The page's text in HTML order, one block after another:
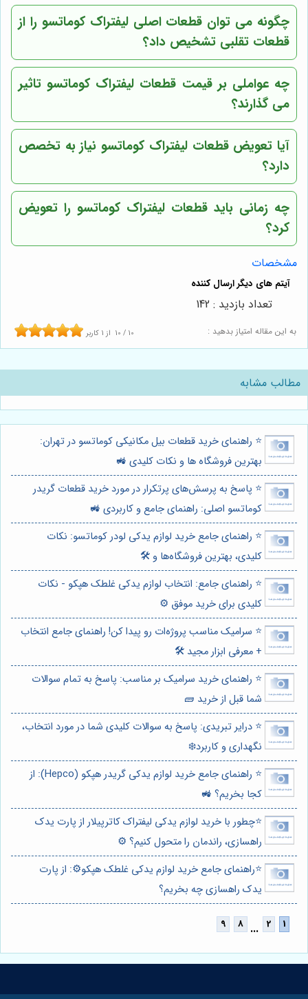
چگونه می توان قطعات اصلی لیفتراک کوماتسو را از
قطعات تقلبی تشخیص داد؟
چه عواملی بر قیمت قطعات لیفتراک کوماتسو تاثیر
می گذارند؟
آیا تعویض قطعات لیفتراک کوماتسو نیاز به تخصص
دارد؟
چه زمانی باید قطعات لیفتراک کوماتسو را تعویض
کرد؟
مشخصات
به این مقاله امتیاز بدهید : 10 / 10 از 1 کاربر
تعداد بازدید : 142
مطالب مشابه
⭐️ راهنمای خرید قطعات بیل مکانیکی کوماتسو در تهران:
بهترین فروشگاه ها و نکات کلیدی 🚜
⭐️ پاسخ به پرسش‌های پرتکرار در مورد خرید قطعات گریدر
کوماتسو اصلی: راهنمای جامع و کاربردی 🚜
⭐️ راهنمای جامع خرید لوازم یدکی لودر کوماتسو: نکات
کلیدی، بهترین فروشگاه‌ها و 🛠️
⭐️ راهنمای جامع: انتخاب لوازم یدکی غلطک هپکو - نکات
کلیدی برای خرید موفق ⚙️
⭐️ سرامیک مناسب پروژه‌ات رو پیدا کن! راهنمای جامع انتخاب
+ معرفی ابزار مجید 🛠️
⭐️ راهنمای خرید سرامیک بر مناسب: پاسخ به تمام سوالات
شما قبل از خرید 🧱
⭐️ درایر تبریدی: پاسخ به سوالات کلیدی شما در مورد انتخاب،
نگهداری و کاربرد❄️
⭐️ راهنمای جامع خرید لوازم یدکی گریدر هپکو (Hepco): از
کجا بخریم؟ 🚜
⭐️چطور با خرید لوازم یدکی لیفتراک کاترپیلار از پارت یدک
راهسازی، راندمان را متحول کنیم؟ ⚙️
⭐️راهنمای جامع خرید لوازم یدکی غلطک هپکو⚙️: از پارت
یدک راهسازی چه بخریم؟
...